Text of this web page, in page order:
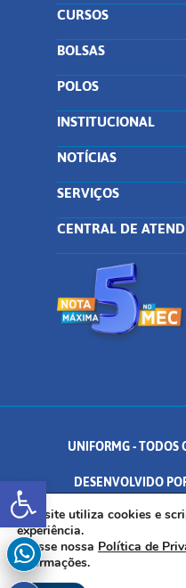
Abrir a barra
CURSOS
BOLSAS
POLOS
INSTITUCIONAL
NOTÍCIAS
SERVIÇOS
CENTRAL DE
UNIFORMG - TODOS
DESENVOLVIDO
AV. DR. ARNALDO DE SENNA,
Este site utiliza cookies e
experiência.
Acesse nossa Política de
informações.